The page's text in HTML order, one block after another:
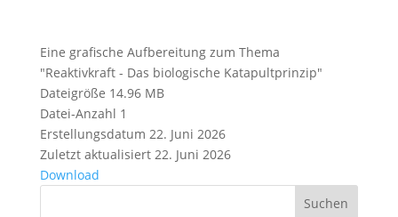
Eine grafische Aufbereitung zum Thema
"Reaktivkraft - Das biologische Katapultprinzip"
Dateigröße 14.96 MB
Datei-Anzahl 1
Erstellungsdatum 22. Juni 2026
Zuletzt aktualisiert 22. Juni 2026
Download